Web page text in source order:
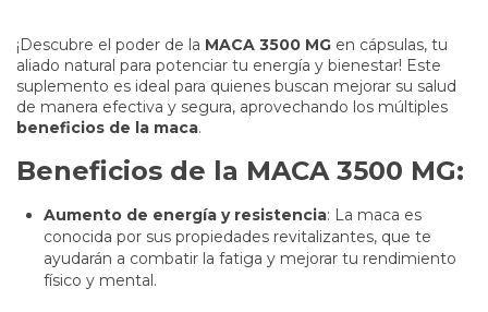
¡Descubre el poder de la MACA 3500 MG en cápsulas, tu
aliado natural para potenciar tu energía y bienestar! Este
suplemento es ideal para quienes buscan mejorar su salud
de manera efectiva y segura, aprovechando los múltiples
beneficios de la maca.
Beneficios de la MACA 3500 MG:
Aumento de energía y resistencia: La maca es
conocida por sus propiedades revitalizantes, que te
ayudarán a combatir la fatiga y mejorar tu rendimiento
físico y mental.